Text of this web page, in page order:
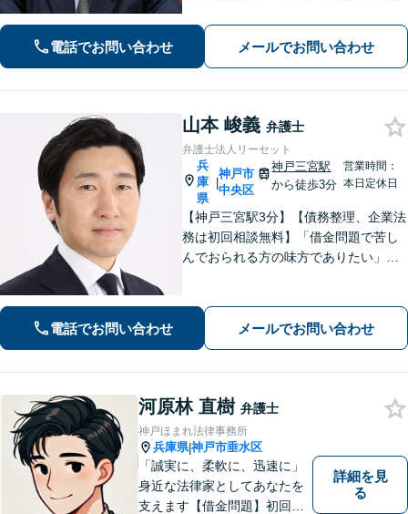
相続トラブル／交通事故／借金問題な
ど、お困りごとは何でもご相談くださ
い【夜間・休日面談可】【神戸駅3分】
電話でお問い合わせ メールでお問い合わせ
山本 峻義 弁護士
弁護士法人リーセット
兵
庫
県
|
神戸市
中央区
神戸三宮駅
から徒歩3分
営業時間：
本日定休日
【神戸三宮駅3分】【債務整理、企業法
務は初回相談無料】「借金問題で苦し
んでおられる方の味方でありたい」
EやChatworkなどに対応」
電話でお問い合わせ メールでお問い合わせ
河原林 直樹 弁護士
神戸ほまれ法律事務所
兵庫県|神戸市垂水区
「誠実に、柔軟に、迅速に」
身近な法律家としてあなたを
支えます【借金問題】初回相
詳細を見
る